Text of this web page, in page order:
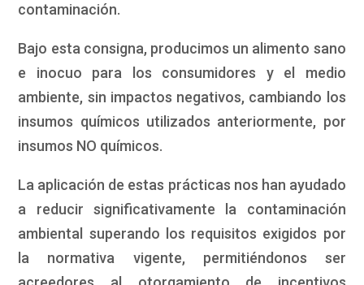
contaminación.
Bajo esta consigna, producimos un alimento sano
e inocuo para los consumidores y el medio
ambiente, sin impactos negativos, cambiando los
insumos químicos utilizados anteriormente, por
insumos NO químicos.
La aplicación de estas prácticas nos han ayudado
a reducir significativamente la contaminación
ambiental superando los requisitos exigidos por
la normativa vigente, permitiéndonos ser